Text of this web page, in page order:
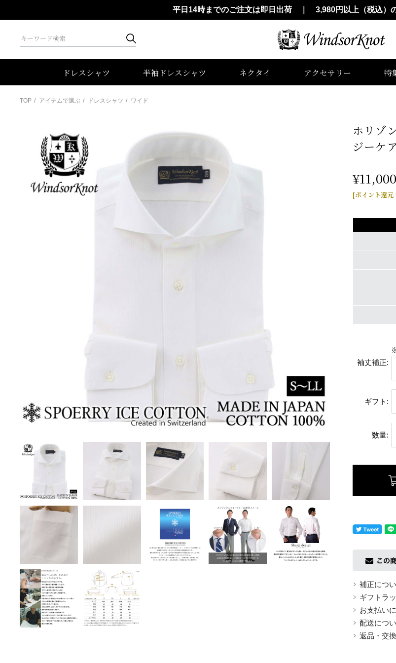
平日14時までのご注文は即日出荷 ｜ 3,980円以上（税込）
ドレスシャツ 半袖ドレスシャツ ネクタイ アクセサリー 特
TOP アイテムで選ぶ ドレスシャツ ワイド
ホリゾ
ジーケ
¥11,000
[ポイント還元
袖丈補正:
ギフト:
数量:
補正につ
ギフトラ
お支払い
配送につ
返品・交